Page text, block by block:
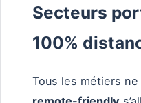
Secteurs
100%
Tous les métiers